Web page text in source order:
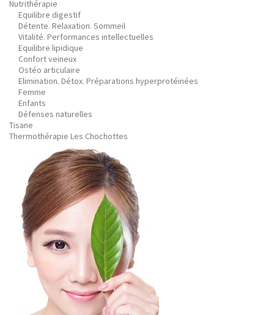
Nutrithérapie
Equilibre digestif
Détente. Relaxation. Sommeil
Vitalité. Performances intellectuelles
Equilibre lipidique
Confort veineux
Ostéo articulaire
Elimination. Détox. Préparations hyperprotéinées
Femme
Enfants
Défenses naturelles
Tisane
Thermothérapie Les Chochottes